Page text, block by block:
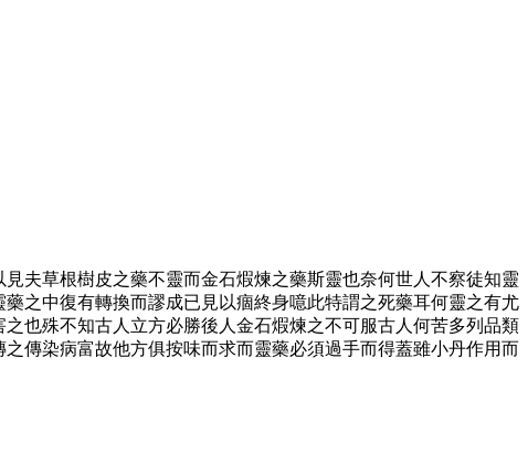
夫草根樹皮之藥不靈而金石煆煉之藥斯靈也奈何世人不察徒知靈
之中復有轉換而謬成已見以痼終身噫此特謂之死藥耳何靈之有尤
也殊不知古人立方必勝後人金石煆煉之不可服古人何苦多列品類
傳染病富故他方俱按味而求而靈藥必須過手而得蓋雖小丹作用而